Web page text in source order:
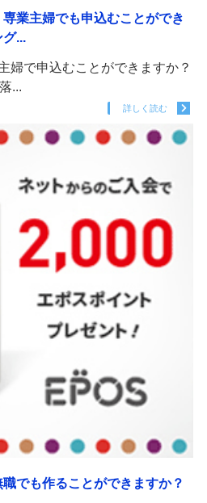
業主婦でも申込むことができ
グ...
婦で申込むことができますか？
...
詳しく読む
でも作ることができますか？